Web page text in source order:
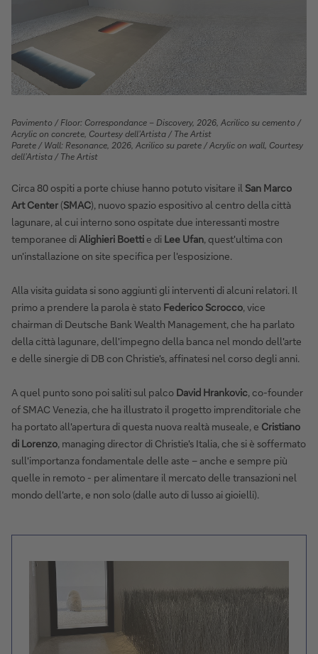
Pavimento / Floor: Correspondance – Discovery, 2026, Acrilico su cemento /
Acrylic on concrete, Courtesy dell’Artista / The Artist
Parete / Wall: Resonance, 2026, Acrilico su parete / Acrylic on wall, Courtesy
dell’Artista / The Artist
Circa 80 ospiti a porte chiuse hanno potuto visitare ilSan Marco
Art Center (SMAC), nuovo spazio espositivo al centro della città
lagunare, al cui interno sono ospitate due interessanti mostre
temporanee diAlighieri Boettie di Lee Ufan, quest'ultima con
un'installazione on site specifica per l'esposizione.
Alla visita guidata si sono aggiunti gli interventi di alcuni relatori. Il
primo a prendere la parola è stato Federico Scrocco, vice
chairman di Deutsche Bank Wealth Management, che ha parlato
della città lagunare, dell'impegno della banca nel mondo dell'arte
e delle sinergie di DB con Christie's, affinatesi nel corso degli anni.
A quel punto sono poi saliti sul palco David Hrankovic, co-founder
of SMAC Venezia, che ha illustrato il progetto imprenditoriale che
ha portato all'apertura di questa nuova realtà museale, e Cristiano
di Lorenzo, managing director di Christie's Italia, che si è soffermato
sull'importanza fondamentale delle aste – anche e sempre più
quelle in remoto - per alimentare il mercato delle transazioni nel
mondo dell'arte, e non solo (dalle auto di lusso ai gioielli).